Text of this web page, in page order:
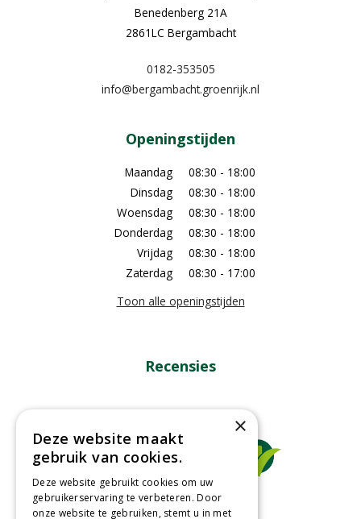
Benedenberg 21A
2861LC Bergambacht
0182-353505
info@bergambacht.groenrijk.nl
Openingstijden
Maandag
08:30 - 18:00
Dinsdag
08:30 - 18:00
Woensdag
08:30 - 18:00
Donderdag
08:30 - 18:00
Vrijdag
08:30 - 18:00
Zaterdag
08:30 - 17:00
Toon alle openingstijden
Recensies
×
Deze website maakt
gebruik van cookies.
Deze website gebruikt cookies om uw
gebruikerservaring te verbeteren. Door
onze website te gebruiken, stemt u in met